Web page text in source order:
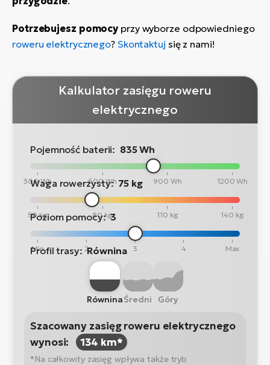
Potrzebujesz pomocyprzy wyborze odpowiedniego
roweru elektrycznego? Skontaktuj się z nami!
Kalkulator zasięgu roweru
elektrycznego
Pojemność baterii: 835 Wh
300 Wh 600 Wh 900 Wh 1200 Wh
Waga rowerzysty: 75 kg
50 kg 80 kg 110 kg 140 kg
Poziom pomocy: 3
Min 2 3 4 Max
Profil trasy: Równina
RówninaŚredni Góry
Szacowany zasięg roweru elektrycznego
wynosi:
134 km*
*Na całkowity zasięg wpływa także tryb